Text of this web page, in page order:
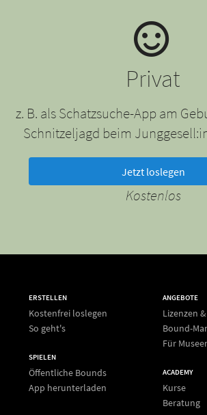
Privat
z. B. als Schatzsuche-App am
Schnitzeljagd beim
Jetzt loslegen
Kostenlos
ERSTELLEN
Kostenfrei loslegen
So geht's
SPIELEN
Öffentliche Bounds
App herunterladen
ANGEBOTE
Lizenzen
Bound-
Für
ACADEMY
Kurse
Beratung